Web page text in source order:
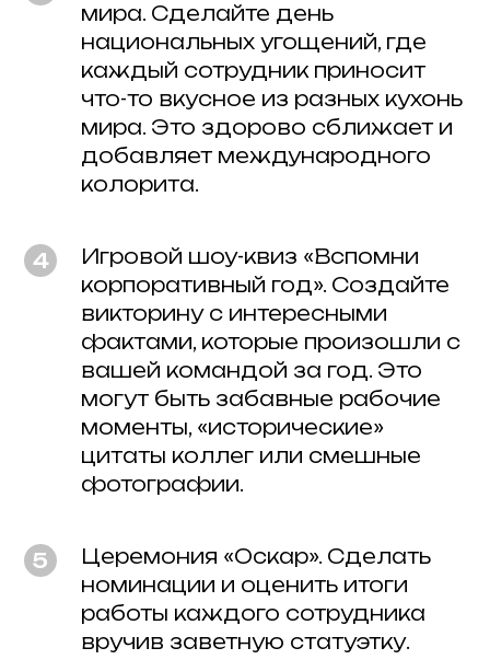
мира. Сделайте день
национальных угощений, где
каждый сотрудник приносит
что-то вкусное из разных кухонь
мира. Это здорово сближает и
добавляет международного
колорита.
Игровой шоу-квиз «Вспомни
корпоративный год». Создайте
викторину с интересными
фактами, которые произошли с
вашей командой за год. Это
могут быть забавные рабочие
моменты, «исторические»
цитаты коллег или смешные
фотографии.
Церемония «Оскар». Сделать
номинации и оценить итоги
работы каждого сотрудника
вручив заветную статуэтку.